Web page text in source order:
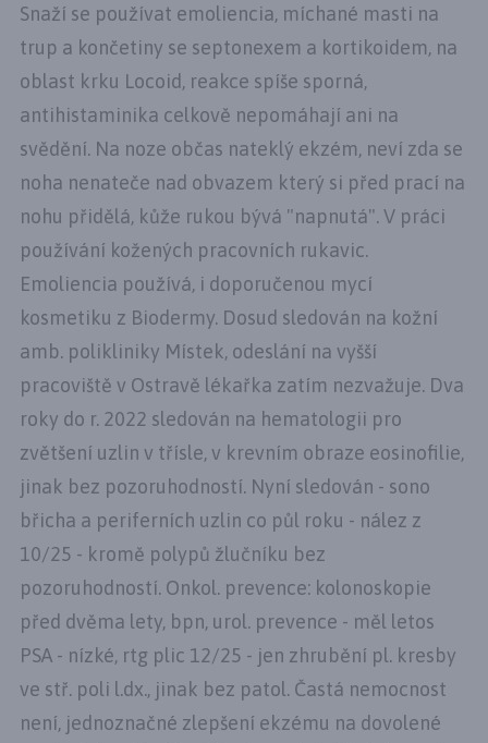
Snaží se používat emoliencia, míchané masti na
trup a končetiny se septonexem a kortikoidem, na
oblast krku Locoid, reakce spíše sporná,
antihistaminika celkově nepomáhají ani na
svědění. Na noze občas nateklý ekzém, neví zda se
noha nenateče nad obvazem který si před prací na
nohu přidělá, kůže rukou bývá "napnutá". V práci
používání kožených pracovních rukavic.
Emoliencia používá, i doporučenou mycí
kosmetiku z Biodermy. Dosud sledován na kožní
amb. polikliniky Místek, odeslání na vyšší
pracoviště v Ostravě lékařka zatím nezvažuje. Dva
roky do r. 2022 sledován na hematologii pro
zvětšení uzlin v třísle, v krevním obraze eosinofilie,
jinak bez pozoruhodností. Nyní sledován - sono
břicha a periferních uzlin co půl roku - nález z
10/25 - kromě polypů žlučníku bez
pozoruhodností. Onkol. prevence: kolonoskopie
před dvěma lety, bpn, urol. prevence - měl letos
PSA - nízké, rtg plic 12/25 - jen zhrubění pl. kresby
ve stř. poli l.dx., jinak bez patol. Častá nemocnost
není, jednoznačné zlepšení ekzému na dovolené